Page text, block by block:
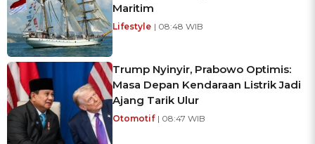
Maritim
Lifestyle | 08:48 WIB
Trump Nyinyir, Prabowo Optimis:
Masa Depan Kendaraan Listrik Jadi
Ajang Tarik Ulur
Otomotif | 08:47 WIB